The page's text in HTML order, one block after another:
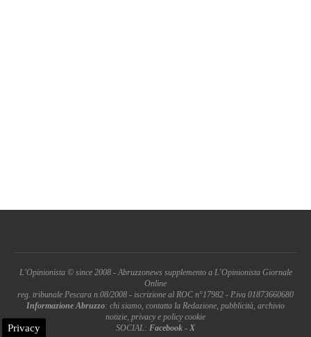
L'Opinionista © since 2008 - Abruzzonews supplemento a L'Opinionista Giornale
Online
reg. tribunale Pescara n.08/2008 - iscrizione al ROC n°17982 - P.iva 01873660680
Informazione Abruzzo: chi siamo, contatta la Redazione, pubblicità, archivio
notizie, privacy e policy cookie
SOCIAL: Facebook - X
Privacy